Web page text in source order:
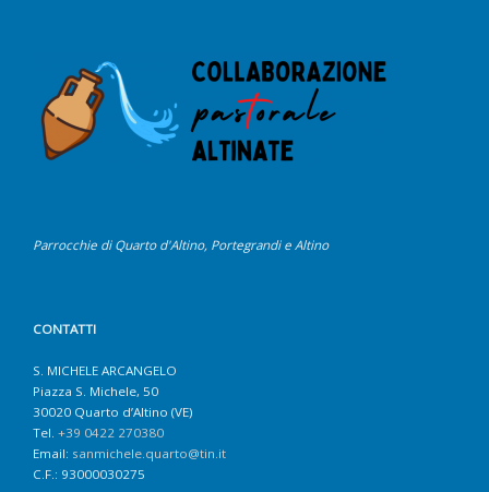
Parrocchie di Quarto d'Altino, Portegrandi e Altino
CONTATTI
S. MICHELE ARCANGELO
Piazza S. Michele, 50
30020 Quarto d’Altino (VE)
Tel. +39 0422 270380
Email: sanmichele.quarto@tin.it
C.F.: 93000030275